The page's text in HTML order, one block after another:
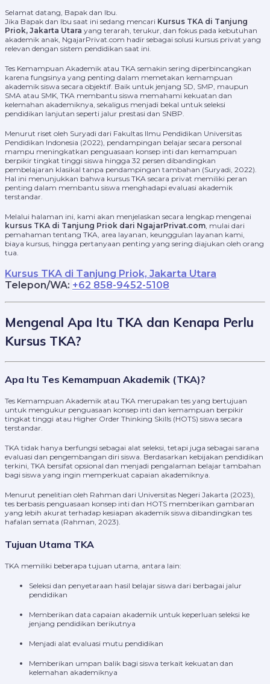
Selamat datang, Bapak dan Ibu.
Jika Bapak dan Ibu saat ini sedang mencari Kursus TKA di Tanjung
Priok, Jakarta Utara yang terarah, terukur, dan fokus pada kebutuhan
akademik anak, NgajarPrivat.com hadir sebagai solusi kursus privat yang
relevan dengan sistem pendidikan saat ini.
Tes Kemampuan Akademik atau TKA semakin sering diperbincangkan
karena fungsinya yang penting dalam memetakan kemampuan
akademik siswa secara objektif. Baik untuk jenjang SD, SMP, maupun
SMA atau SMK, TKA membantu siswa memahami kekuatan dan
kelemahan akademiknya, sekaligus menjadi bekal untuk seleksi
pendidikan lanjutan seperti jalur prestasi dan SNBP.
Menurut riset oleh Suryadi dari Fakultas Ilmu Pendidikan Universitas
Pendidikan Indonesia (2022), pendampingan belajar secara personal
mampu meningkatkan penguasaan konsep inti dan kemampuan
berpikir tingkat tinggi siswa hingga 32 persen dibandingkan
pembelajaran klasikal tanpa pendampingan tambahan (Suryadi, 2022).
Hal ini menunjukkan bahwa kursus TKA secara privat memiliki peran
penting dalam membantu siswa menghadapi evaluasi akademik
terstandar.
Melalui halaman ini, kami akan menjelaskan secara lengkap mengenai
kursus TKA di Tanjung Priok dari NgajarPrivat.com, mulai dari
pemahaman tentang TKA, area layanan, keunggulan layanan kami,
biaya kursus, hingga pertanyaan penting yang sering diajukan oleh orang
tua.
Kursus TKA di Tanjung Priok, Jakarta Utara
Telepon/WA: +62 858-9452-5108
Mengenal Apa Itu TKA dan Kenapa Perlu
Kursus TKA?
Apa Itu Tes Kemampuan Akademik (TKA)?
Tes Kemampuan Akademik atau TKA merupakan tes yang bertujuan
untuk mengukur penguasaan konsep inti dan kemampuan berpikir
tingkat tinggi atau Higher Order Thinking Skills (HOTS) siswa secara
terstandar.
TKA tidak hanya berfungsi sebagai alat seleksi, tetapi juga sebagai sarana
evaluasi dan pengembangan diri siswa. Berdasarkan kebijakan pendidikan
terkini, TKA bersifat opsional dan menjadi pengalaman belajar tambahan
bagi siswa yang ingin memperkuat capaian akademiknya.
Menurut penelitian oleh Rahman dari Universitas Negeri Jakarta (2023),
tes berbasis penguasaan konsep inti dan HOTS memberikan gambaran
yang lebih akurat terhadap kesiapan akademik siswa dibandingkan tes
hafalan semata (Rahman, 2023).
Tujuan Utama TKA
TKA memiliki beberapa tujuan utama, antara lain:
Seleksi dan penyetaraan hasil belajar siswa dari berbagai jalur
pendidikan
Memberikan data capaian akademik untuk keperluan seleksi ke
jenjang pendidikan berikutnya
Menjadi alat evaluasi mutu pendidikan
Memberikan umpan balik bagi siswa terkait kekuatan dan
kelemahan akademiknya